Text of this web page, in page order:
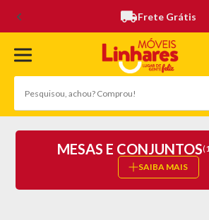
Frete Grátis
MESAS E CONJUNTOS
SAIBA MAIS